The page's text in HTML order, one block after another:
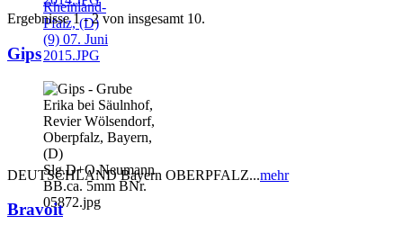
Ergebnisse 1 - 2 von insgesamt 10.
Gips
DEUTSCHLAND Bayern OBERPFALZ...mehr
Bravoit